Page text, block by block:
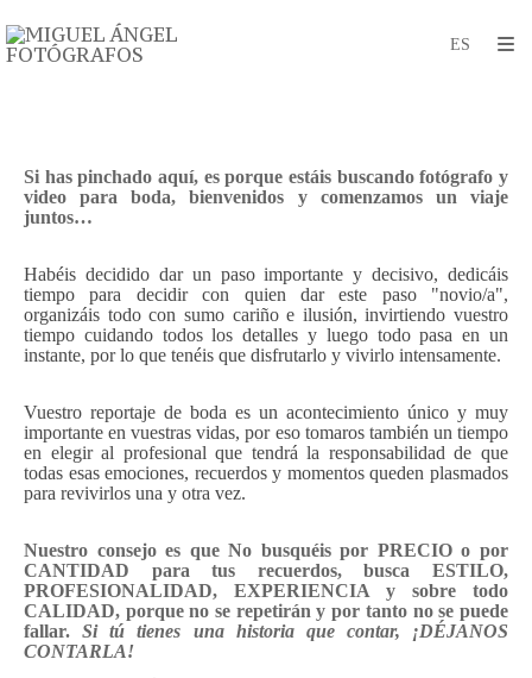
Si has pinchado aquí, es porque estáis buscando fotógrafo y
video para boda, bienvenidos y comenzamos un viaje
juntos…
Habéis decidido dar un paso importante y decisivo, dedicáis
tiempo para decidir con quien dar este paso "novio/a",
organizáis todo con sumo cariño e ilusión, invirtiendo vuestro
tiempo cuidando todos los detalles y luego todo pasa en un
instante, por lo que tenéis que disfrutarlo y vivirlo intensamente.
Vuestro reportaje de boda es un acontecimiento único y muy
importante en vuestras vidas, por eso tomaros también un tiempo
en elegir al profesional que tendrá la responsabilidad de que
todas esas emociones, recuerdos y momentos queden plasmados
para revivirlos una y otra vez.
Nuestro consejo es que No busquéis por PRECIO o por
CANTIDAD para tus recuerdos, busca ESTILO,
PROFESIONALIDAD, EXPERIENCIA y sobre todo
CALIDAD, porque no se repetirán y por tanto no se puede
fallar. Si tú tienes una historia que contar, ¡DÉJANOS
CONTARLA!